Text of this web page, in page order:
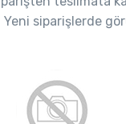
siparişlerde